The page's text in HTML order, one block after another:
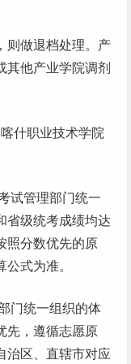
则做退档处理。产
其他产业学院调剂
什职业技术学院
试管理部门统一
省级统考成绩均达
照分数优先的原
式为准。
门统一组织的体
先，遵循志愿原
治区、直辖市对应